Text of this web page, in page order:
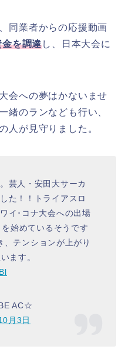
同業者からの応援動画
を調達し、日本大会に
会への夢はかないませ
緒のランなども行い、
人が見守りました。
芸人・安田大サーカ
た！！トライアスロ
イ･コナ大会への出場
を始めているそうです
テンションが上がり
ます。
AC☆
月3日